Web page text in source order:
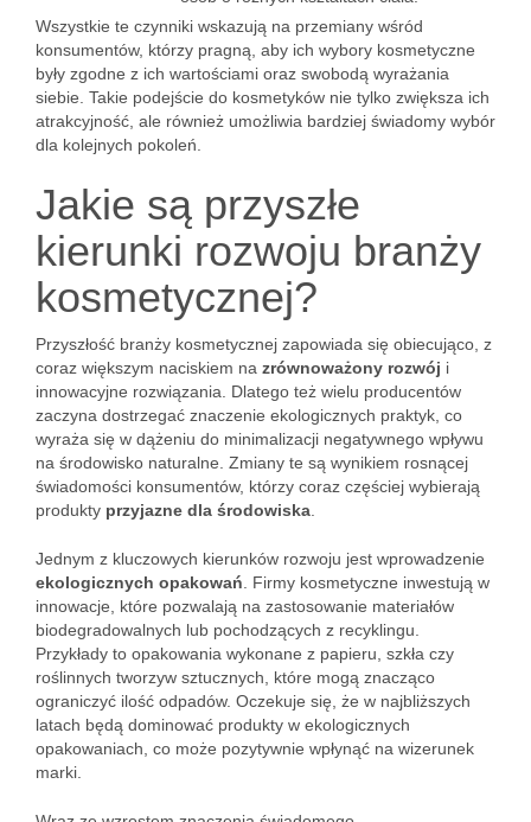
Wszystkie te czynniki wskazują na przemiany wśród
konsumentów, którzy pragną, aby ich wybory kosmetyczne
były zgodne z ich wartościami oraz swobodą wyrażania
siebie. Takie podejście do kosmetyków nie tylko zwiększa ich
atrakcyjność, ale również umożliwia bardziej świadomy wybór
dla kolejnych pokoleń.
Jakie są przyszłe
kierunki rozwoju branży
kosmetycznej?
Przyszłość branży kosmetycznej zapowiada się obiecująco, z
coraz większym naciskiem na zrównoważony rozwój i
innowacyjne rozwiązania. Dlatego też wielu producentów
zaczyna dostrzegać znaczenie ekologicznych praktyk, co
wyraża się w dążeniu do minimalizacji negatywnego wpływu
na środowisko naturalne. Zmiany te są wynikiem rosnącej
świadomości konsumentów, którzy coraz częściej wybierają
produkty przyjazne dla środowiska
Jednym z kluczowych kierunków rozwoju jest wprowadzenie
ekologicznych opakowań . Firmy kosmetyczne inwestują w
innowacje, które pozwalają na zastosowanie materiałów
biodegradowalnych lub pochodzących z recyklingu.
Przykłady to opakowania wykonane z papieru, szkła czy
roślinnych tworzyw sztucznych, które mogą znacząco
ograniczyć ilość odpadów. Oczekuje się, że w najbliższych
latach będą dominować produkty w ekologicznych
opakowaniach, co może pozytywnie wpłynąć na wizerunek
marki.